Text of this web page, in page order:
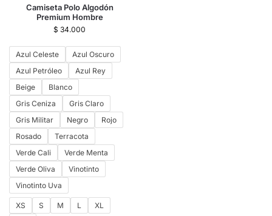
Camiseta Polo Algodón
Premium Hombre
$ 34.000
Azul Celeste
Azul Oscuro
Azul Petróleo
Azul Rey
Beige
Blanco
Gris Ceniza
Gris Claro
Gris Militar
Negro
Rojo
Rosado
Terracota
Verde Cali
Verde Menta
Verde Oliva
Vinotinto
Vinotinto Uva
XS S M L
XL